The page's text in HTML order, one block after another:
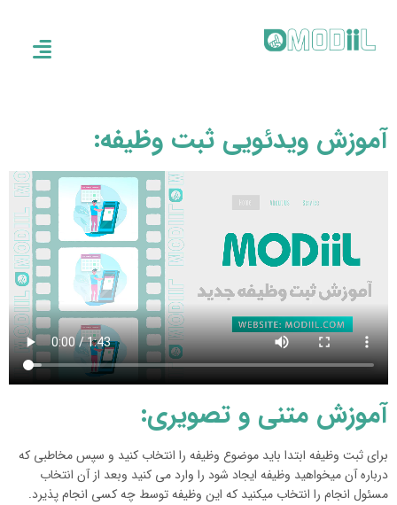
آموزش ویدئویی ثبت وظیفه:
آموزش متنی و تصویری:
برای ثبت وظیفه ابتدا باید موضوع وظیفه را انتخاب کنید و سپس مخاطبی که
درباره آن میخواهید وظیفه ایجاد شود را وارد می کنید وبعد از آن انتخاب
مسئول انجام را انتخاب میکنید که این وظیفه توسط چه کسی انجام پذیرد.